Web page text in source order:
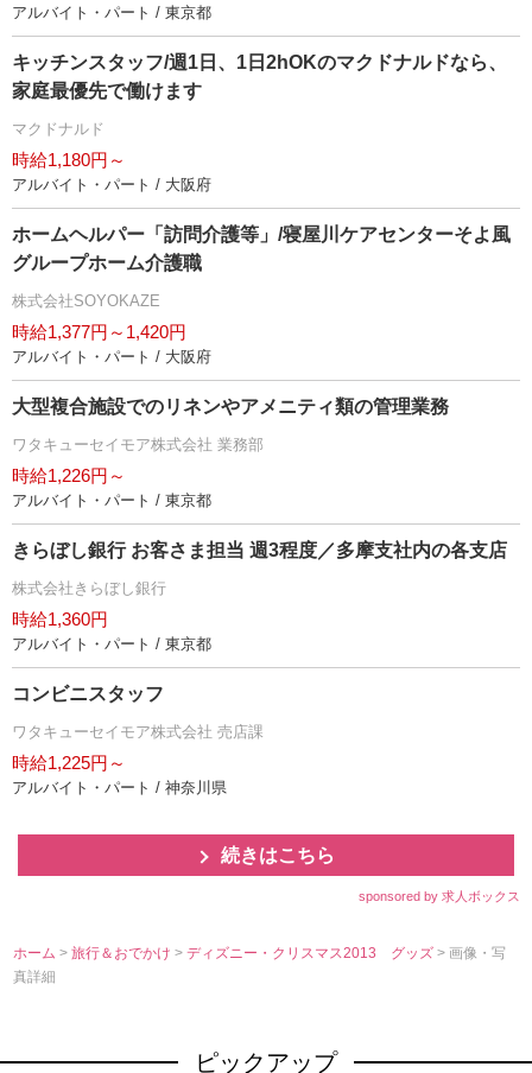
アルバイト・パート / 東京都
キッチンスタッフ/週1日、1日2hOKのマクドナルドなら、
家庭最優先で働けます
マクドナルド
時給1,180円～
アルバイト・パート / 大阪府
ホームヘルパー「訪問介護等」/寝屋川ケアセンターそよ風
グループホーム介護職
株式会社SOYOKAZE
時給1,377円～1,420円
アルバイト・パート / 大阪府
大型複合施設でのリネンやアメニティ類の管理業務
ワタキューセイモア株式会社 業務部
時給1,226円～
アルバイト・パート / 東京都
きらぼし銀行 お客さま担当 週3程度／多摩支社内の各支店
株式会社きらぼし銀行
時給1,360円
アルバイト・パート / 東京都
コンビニスタッフ
ワタキューセイモア株式会社 売店課
時給1,225円～
アルバイト・パート / 神奈川県
続きはこちら
sponsored by 求人ボックス
ホーム >旅行＆おでかけ>ディズニー・クリスマス2013 グッズ> 画像・写
真詳細
ピックアップ